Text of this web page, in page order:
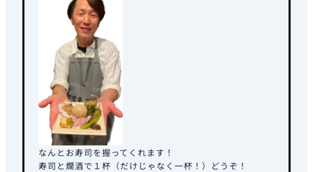
なんとお寿司を握ってくれます！
寿司と燗酒で１杯（だけじゃなく一杯！）どうぞ！